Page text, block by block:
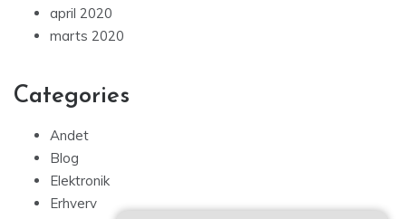
april 2020
marts 2020
Categories
Andet
Blog
Elektronik
Erhverv